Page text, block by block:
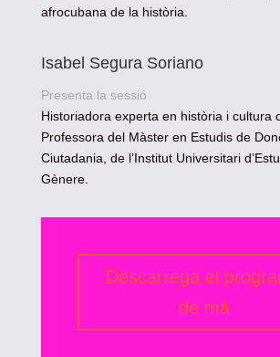
afrocubana de la història.
Isabel Segura Soriano
Presenta la sessió
Historiadora experta en història i cultura
Professora del Màster en Estudis de
Ciutadania, de l’Institut Universitari
Gènere.
Descarrega el
de mà